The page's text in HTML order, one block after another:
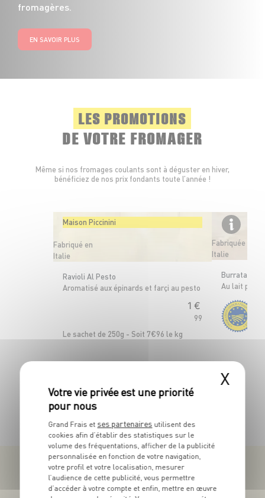
fromagères.
EN SAVOIR PLUS
LES PROMOTIONS
DE VOTRE FROMAGER
Même si nos fromages coulants sont à déguster en hiver,
bénéficiez de nos prix fondants toute l’année !
Maison Piccinini
Fabriqué en
Italie
Ravioli Al Pesto
Aromatisé aux épinards et farçi au pesto
1 €
99
Le sachet de 250g - Soit 7€96 le kg
Fabriquée en
Italie
Burrata di
Au lait
X
Grand Frais et ses partenaires utilisent des
cookies afin d’établir des statistiques sur le
volume des fréquentations, afficher de la publicité
personnalisée en fonction de votre navigation,
votre profil et votre localisation, mesurer
l’audience de cette publicité, vous permettre
d’accéder à votre compte et enfin, mettre en œuvre